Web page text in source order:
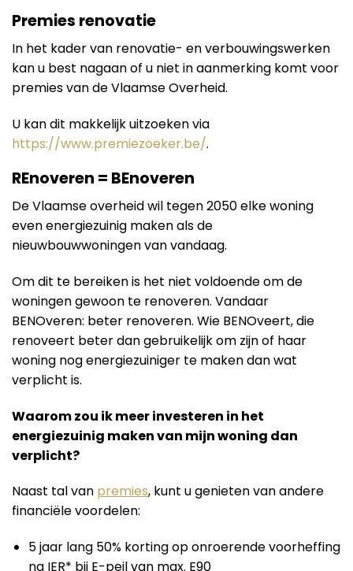
Premies renovatie
In het kader van renovatie- en verbouwingswerken
kan u best nagaan of u niet in aanmerking komt voor
premies van de Vlaamse Overheid.
U kan dit makkelijk uitzoeken via
https://www.premiezoeker.be/.
REnoveren = BEnoveren
De Vlaamse overheid wil tegen 2050 elke woning
even energiezuinig maken als de
nieuwbouwwoningen van vandaag.
Om dit te bereiken is het niet voldoende om de
woningen gewoon te renoveren. Vandaar
BENOveren: beter renoveren. Wie BENOveert, die
renoveert beter dan gebruikelijk om zijn of haar
woning nog energiezuiniger te maken dan wat
verplicht is.
Waarom zou ik meer investeren in het
energiezuinig maken van mijn woning dan
verplicht?
Naast tal van premies, kunt u genieten van andere
financiële voordelen:
5 jaar lang 50% korting op onroerende voorheffing
na IER* bij E-peil van max. E90